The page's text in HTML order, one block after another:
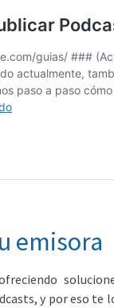
emisora
y por eso te